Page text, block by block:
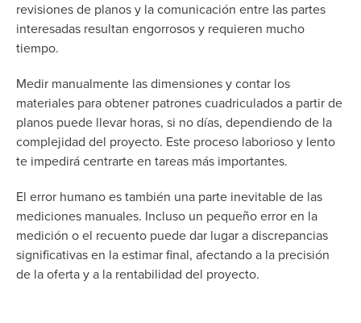
revisiones de planos y la comunicación entre las partes
interesadas resultan engorrosos y requieren mucho
tiempo.
Medir manualmente las dimensiones y contar los
materiales para obtener patrones cuadriculados a partir de
planos puede llevar horas, si no días, dependiendo de la
complejidad del proyecto. Este proceso laborioso y lento
te impedirá centrarte en tareas más importantes.
El error humano es también una parte inevitable de las
mediciones manuales. Incluso un pequeño error en la
medición o el recuento puede dar lugar a discrepancias
significativas en la estimar final, afectando a la precisión
de la oferta y a la rentabilidad del proyecto.